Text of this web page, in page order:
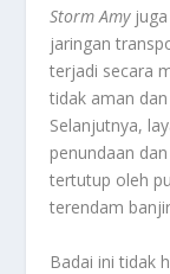
Storm Amyjuga
jaringan
terjadi secara
tidak aman
Selanjutnya,
penundaan
tertutup oleh
terendam
Badai ini tidak